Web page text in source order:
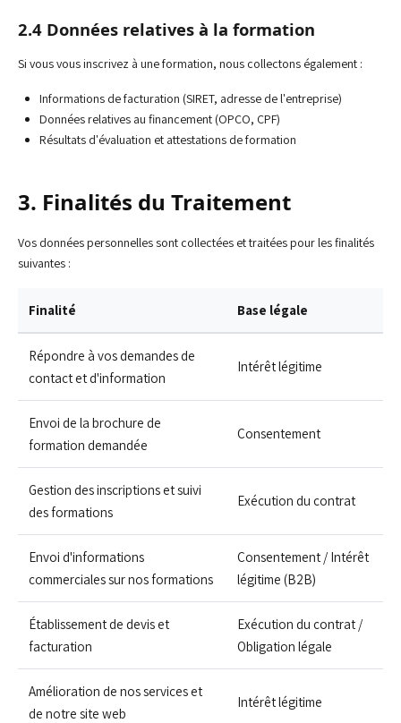
2.4 Données relatives à la formation
Si vous vous inscrivez à une formation, nous collectons également :
Informations de facturation (SIRET, adresse de l'entreprise)
Données relatives au financement (OPCO, CPF)
Résultats d'évaluation et attestations de formation
3. Finalités du Traitement
Vos données personnelles sont collectées et traitées pour les finalités
suivantes :
Finalité Base légale
Répondre à vos demandes de
contact et d'information
Intérêt légitime
Envoi de la brochure de
formation demandée
Consentement
Gestion des inscriptions et suivi
des formations
Exécution du contrat
Envoi d'informations
commerciales sur nos formations
Consentement / Intérêt
légitime (B2B)
Établissement de devis et
facturation
Exécution du contrat /
Obligation légale
Amélioration de nos services et
de notre site web
Intérêt légitime